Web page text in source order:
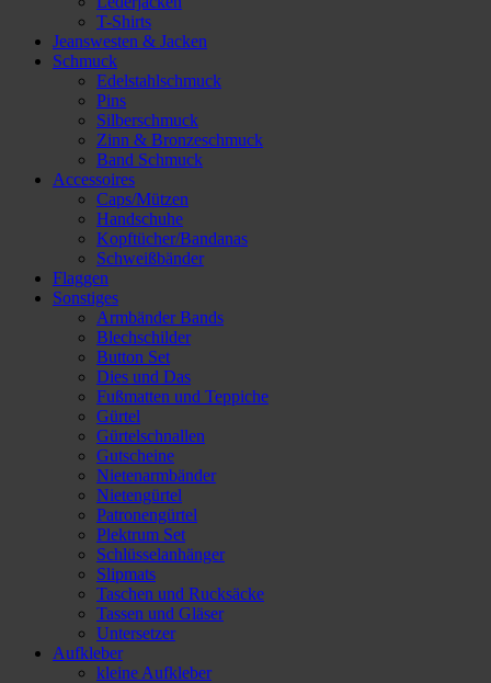
T-Shirts
Jeanswesten & Jacken
Schmuck
Edelstahlschmuck
Pins
Silberschmuck
Zinn & Bronzeschmuck
Band Schmuck
Accessoires
Caps/Mützen
Handschuhe
Kopftücher/Bandanas
Schweißbänder
Flaggen
Sonstiges
Armbänder Bands
Blechschilder
Button Set
Dies und Das
Fußmatten und Teppiche
Gürtel
Gürtelschnallen
Gutscheine
Nietenarmbänder
Nietengürtel
Patronengürtel
Plektrum Set
Schlüsselanhänger
Slipmats
Taschen und Rucksäcke
Tassen und Gläser
Untersetzer
Aufkleber
kleine Aufkleber